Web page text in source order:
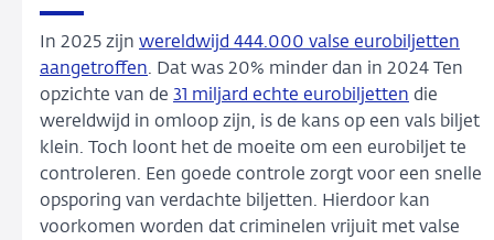
In 2025 zijn wereldwijd 444.000 valse eurobiljetten
aangetroffen. Dat was 20% minder dan in 2024 Ten
opzichte van de 31 miljard echte eurobiljetten die
wereldwijd in omloop zijn, is de kans op een vals biljet
klein. Toch loont het de moeite om een eurobiljet te
controleren. Een goede controle zorgt voor een snelle
opsporing van verdachte biljetten. Hierdoor kan
voorkomen worden dat criminelen vrijuit met valse